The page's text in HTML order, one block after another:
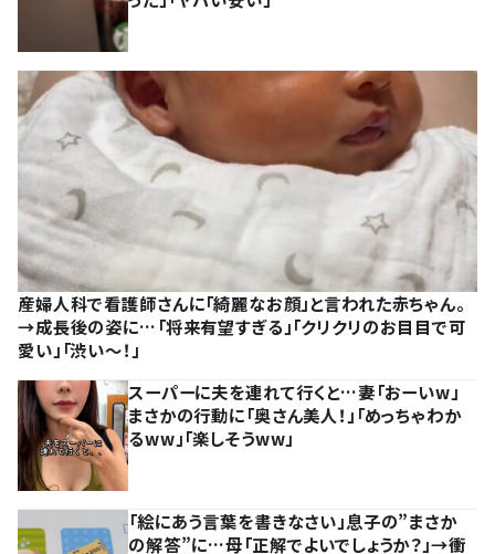
産婦人科で看護師さんに「綺麗なお顔」と言われた赤ちゃん。
→成長後の姿に…「将来有望すぎる」「クリクリのお目目で可
愛い」「渋い～！」
スーパーに夫を連れて行くと…妻「おーいw」
まさかの行動に「奥さん美人！」「めっちゃわか
るww」「楽しそうww」
「絵にあう言葉を書きなさい」息子の”まさか
の解答”に…母「正解でよいでしょうか？」→衝